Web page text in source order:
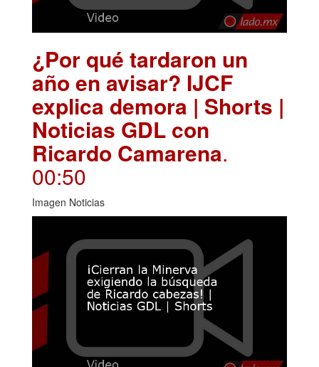
¿Por qué tardaron un
año en avisar? IJCF
explica demora | Shorts |
Noticias GDL con
Ricardo Camarena.
00:50
Imagen Noticias